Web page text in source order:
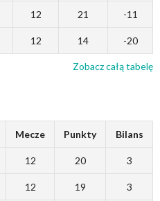
12 21 -11
12 14 -20
Zobacz całą tabelę
Mecze Punkty Bilans
12 20 3
12 19 3